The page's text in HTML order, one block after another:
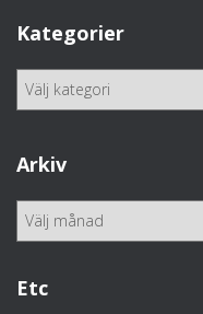
Kategorier
g
o
i
r
Arkiv
A
iEtc